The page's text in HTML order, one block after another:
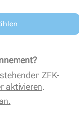
ZFK-
aktivieren.